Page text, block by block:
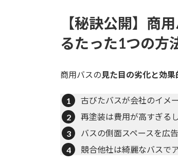
【秘訣公開】商
るたった1つの方
商用バスの 見た目の劣化と効
古びたバスが会社のイメ
再塗装は費用が高すぎる
バスの側面スペースを広
競合他社は綺麗なバスで